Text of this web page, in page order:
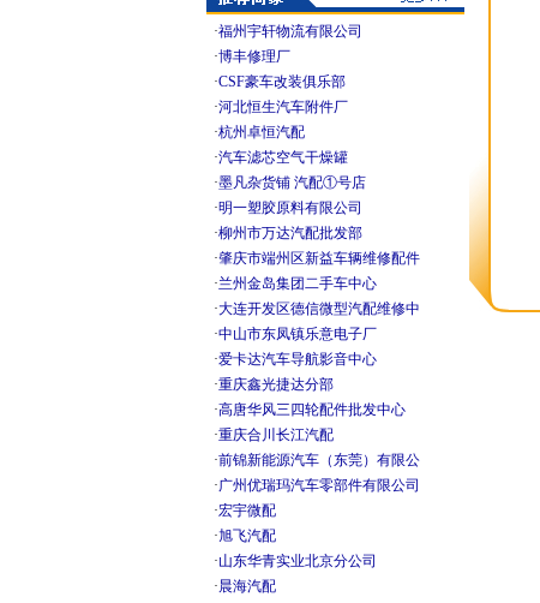
·福州宇轩物流有限公司
·博丰修理厂
·CSF豪车改装俱乐部
·河北恒生汽车附件厂
·杭州卓恒汽配
·汽车滤芯空气干燥罐
·墨凡杂货铺 汽配①号店
·明一塑胶原料有限公司
·柳州市万达汽配批发部
·肇庆市端州区新益车辆维修配件
·兰州金岛集团二手车中心
·大连开发区德信微型汽配维修中
·中山市东凤镇乐意电子厂
·爱卡达汽车导航影音中心
·重庆鑫光捷达分部
·高唐华风三四轮配件批发中心
·重庆合川长江汽配
·前锦新能源汽车（东莞）有限公
·广州优瑞玛汽车零部件有限公司
·宏宇微配
·旭飞汽配
·山东华青实业北京分公司
·晨海汽配